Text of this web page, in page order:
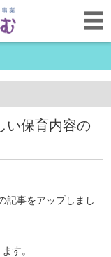
い保育内容の
記事をアップしまし
す。